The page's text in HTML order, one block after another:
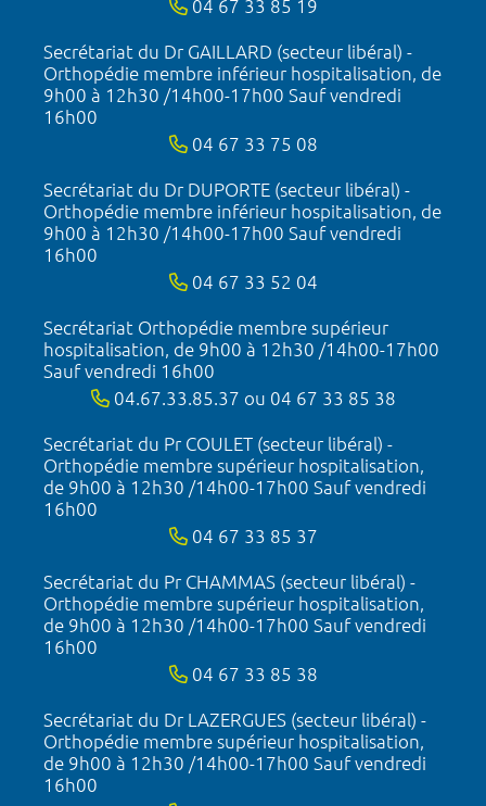
04 67 33 85 19
Secrétariat du Dr GAILLARD (secteur libéral) -
Orthopédie membre inférieur hospitalisation, de
9h00 à 12h30 /14h00-17h00 Sauf vendredi
16h00
04 67 33 75 08
Secrétariat du Dr DUPORTE (secteur libéral) -
Orthopédie membre inférieur hospitalisation, de
9h00 à 12h30 /14h00-17h00 Sauf vendredi
16h00
04 67 33 52 04
Secrétariat Orthopédie membre supérieur
hospitalisation, de 9h00 à 12h30 /14h00-17h00
Sauf vendredi 16h00
04.67.33.85.37 ou 04 67 33 85 38
Secrétariat du Pr COULET (secteur libéral) -
Orthopédie membre supérieur hospitalisation,
de 9h00 à 12h30 /14h00-17h00 Sauf vendredi
16h00
04 67 33 85 37
Secrétariat du Pr CHAMMAS (secteur libéral) -
Orthopédie membre supérieur hospitalisation,
de 9h00 à 12h30 /14h00-17h00 Sauf vendredi
16h00
04 67 33 85 38
Secrétariat du Dr LAZERGUES (secteur libéral) -
Orthopédie membre supérieur hospitalisation,
de 9h00 à 12h30 /14h00-17h00 Sauf vendredi
16h00